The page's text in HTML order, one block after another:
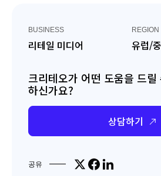
BUSINESS
리테일 미디어
REGION
유럽/
크리테오가 어떤 도움을 드
하신가요?
상담하기
공유 Share on X
Share on
Share on